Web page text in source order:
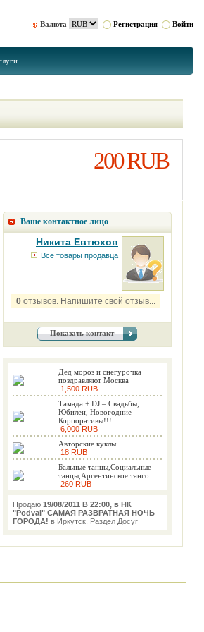
Валюта Регистрация Войти
200 RUB
Ваше контактное лицо
Никита Евтюхов
Все товары продавца
0отзывов. Напишите свой отзыв...
Показать контакт
Дед мороз и снегурочка
поздравляют Москва
1,500 RUB
Тамада + DJ – Свадьбы,
Юбилеи, Новогодние
Корпоративы!!!
6,000 RUB
Авторские куклы
18 RUB
Бальные танцы,Социальные
танцы,Аргентинское танго
260 RUB
Продаю 19/08/2011 В 22:00, в НК
"Podval" САМАЯ РАЗВРАТНАЯ НОЧЬ
ГОРОДА! в Иркутск. Раздел Досуг